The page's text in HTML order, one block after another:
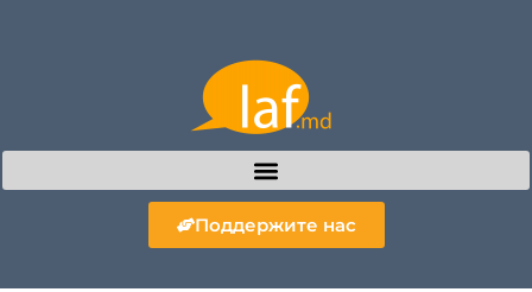
Поддержите нас